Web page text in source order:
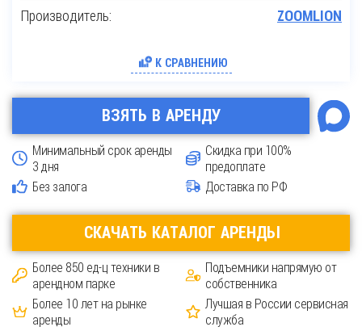
Производитель: ZOOMLION
К СРАВНЕНИЮ
ВЗЯТЬ В АРЕНДУ
Минимальный срок аренды
3 дня
Скидка при 100%
предоплате
Без залога
Доставка по РФ
CКАЧАТЬ КАТАЛОГ АРЕНДЫ
Более 850 ед-ц техники в
арендном парке
Подъемники напрямую от
собственника
Более 10 лет на рынке
аренды
Лучшая в России сервисная
служба